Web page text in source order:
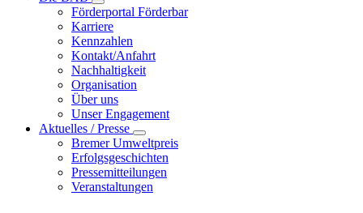
Förderportal Förderbar
Karriere
Kennzahlen
Kontakt/Anfahrt
Nachhaltigkeit
Organisation
Über uns
Unser Engagement
Aktuelles / Presse
Bremer Umweltpreis
Erfolgsgeschichten
Pressemitteilungen
Veranstaltungen